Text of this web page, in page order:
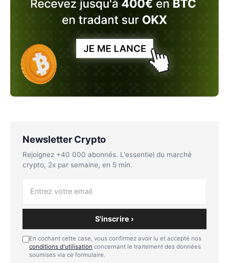
Newsletter Crypto
Rejoignez +40 000 abonnés. L'essentiel du marché
crypto, 2x par semaine, en 5 min.
S'inscrire ›
En cochant cette case, vous confirmez avoir lu et accepté nos
conditions d'utilisation concernant le traitement des données
soumises via ce formulaire.